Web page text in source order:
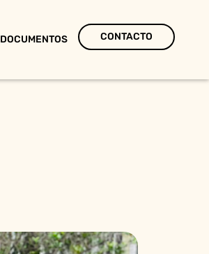
DOCUMENTOS CONTACTO